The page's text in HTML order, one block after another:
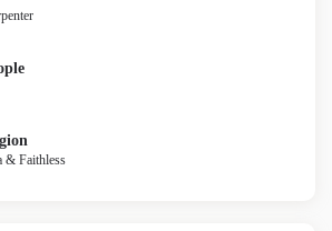
& Faithless